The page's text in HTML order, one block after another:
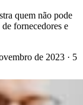
quem não pode
fornecedores e
de 2023 · 5